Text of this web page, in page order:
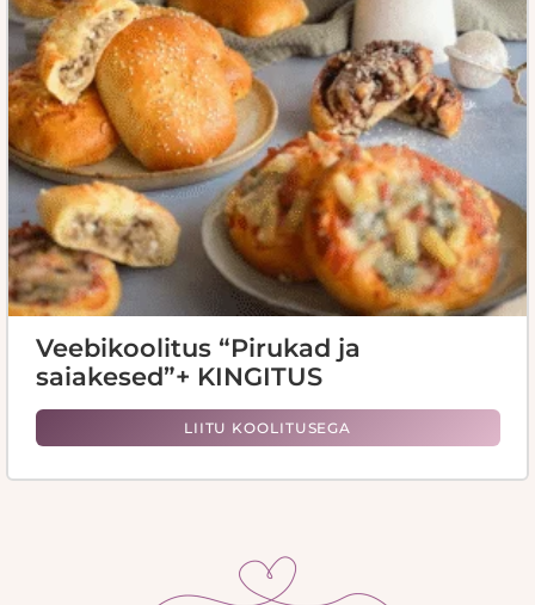
Veebikoolitus “Pirukad ja
saiakesed”+ KINGITUS
LIITU KOOLITUSEGA